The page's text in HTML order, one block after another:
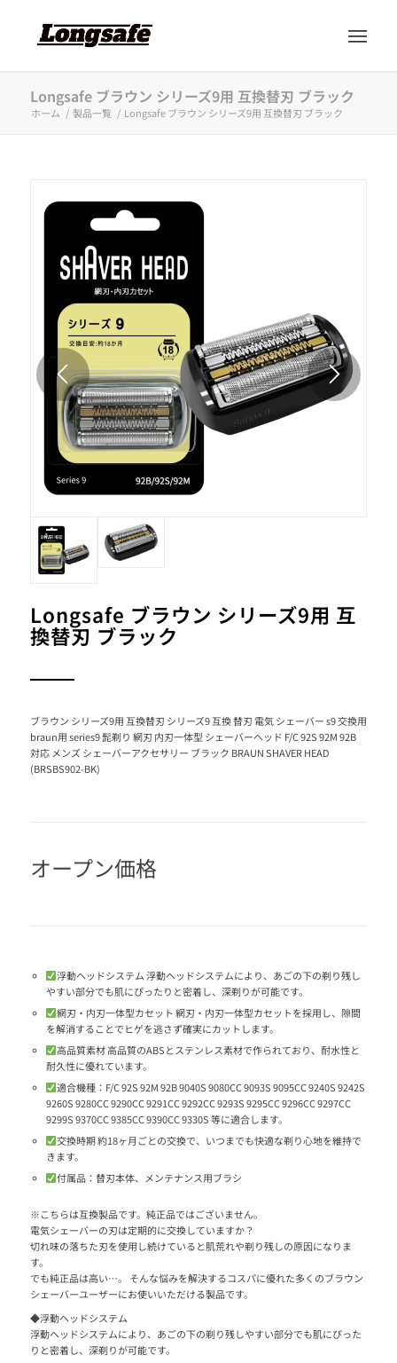
Longsafe ブラウン シリーズ9用 互換替刃 ブラック
ホーム / 製品一覧 / Longsafe ブラウン シリーズ9用 互換替刃 ブラック
Longsafe ブラウン シリーズ9用 互
換替刃 ブラック
ブラウン シリーズ9用 互換替刃 シリーズ9 互換 替刃 電気 シェーバー s9 交換用
braun用 series9 髭剃り 網刃 内刃一体型 シェーバーヘッド F/C 92S 92M 92B
対応 メンズ シェーバーアクセサリー ブラック BRAUN SHAVER HEAD
(BRSBS902-BK)
オープン価格
浮動ヘッドシステム 浮動ヘッドシステムにより、あごの下の剃り残し
やすい部分でも肌にぴったりと密着し、深剃りが可能です。
網刃・内刃一体型カセット 網刃・内刃一体型カセットを採用し、隙間
を解消することでヒゲを逃さず確実にカットします。
高品質素材 高品質のABSとステンレス素材で作られており、耐水性と
耐久性に優れています。
適合機種：F/C 92S 92M 92B 9040S 9080CC 9093S 9095CC 9240S 9242S
9260S 9280CC 9290CC 9291CC 9292CC 9293S 9295CC 9296CC 9297CC
9299S 9370CC 9385CC 9390CC 9330S 等に適合します。
交換時期 約18ヶ月ごとの交換で、いつまでも快適な剃り心地を維持で
きます。
付属品：替刃本体、メンテナンス用ブラシ
※こちらは互換製品です。純正品ではございません。
電気シェーバーの刃は定期的に交換していますか？
切れ味の落ちた刃を使用し続けていると肌荒れや剃り残しの原因になりま
す。
でも純正品は高い…。 そんな悩みを解決するコスパに優れた多くのブラウン
シェーバーユーザーにお使いいただける製品です。
◆浮動ヘッドシステム
浮動ヘッドシステムにより、あごの下の剃り残しやすい部分でも肌にぴった
りと密着し、深剃りが可能です。